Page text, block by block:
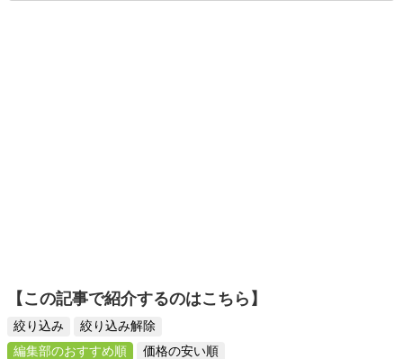
【この記事で紹介するのはこちら】
絞り込み
絞り込み解除
編集部のおすすめ順
価格の安い順